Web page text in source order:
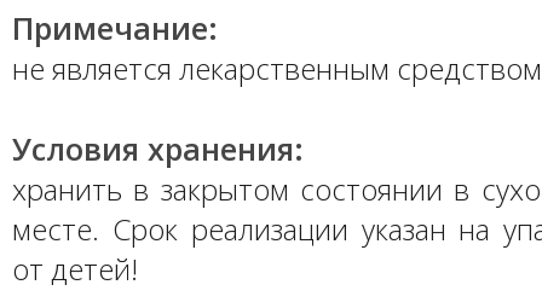
Примечание:
не является лекарственным
Условия хранения:
хранить в закрытом состоянии в
месте. Срок реализации указан на
от детей!